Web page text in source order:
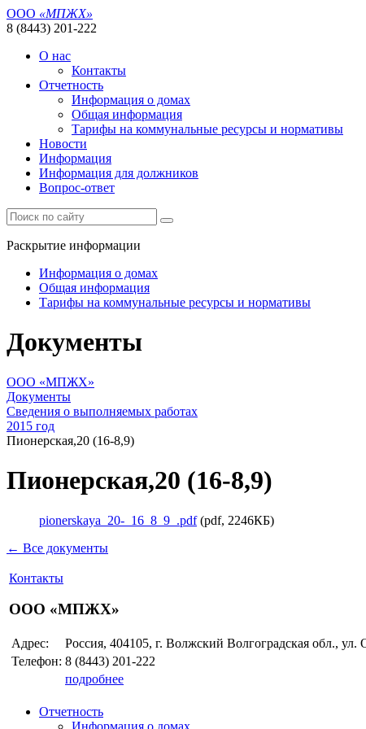
ООО «МПЖХ»
8 (8443) 201-222
О нас
Контакты
Отчетность
Информация о домах
Общая информация
Тарифы на коммунальные ресурсы и нормативы
Новости
Информация
Информация для должников
Вопрос-ответ
Раскрытие информации
Информация о домах
Общая информация
Тарифы на коммунальные ресурсы и нормативы
Документы
ООО «МПЖХ»
Документы
Сведения о выполняемых работах
2015 год
Пионерская,20 (16-8,9)
Пионерская,20 (16-8,9)
pionerskaya_20-_16_8_9_.pdf(pdf, 2246КБ)
← Все документы
Контакты
ООО «МПЖХ»
Адрес:
Россия, 404105, г. Волжский Волгоградская обл., ул.
Телефон: 8 (8443) 201-222
подробнее
Отчетность
Информация о домах